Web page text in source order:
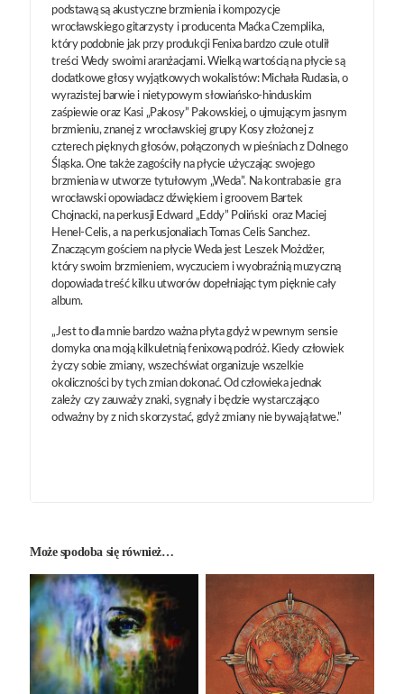
podstawą są akustyczne brzmienia i kompozycje
wrocławskiego gitarzysty i producenta Maćka Czemplika,
który podobnie jak przy produkcji Fenixa bardzo czule otulił
treści Wedy swoimi aranżacjami. Wielką wartością na płycie są
dodatkowe głosy wyjątkowych wokalistów: Michała Rudasia, o
wyrazistej barwie i nietypowym słowiańsko-hinduskim
zaśpiewie oraz Kasi „Pakosy” Pakowskiej, o ujmującym jasnym
brzmieniu, znanej z wrocławskiej grupy Kosy złożonej z
czterech pięknych głosów, połączonych w pieśniach z Dolnego
Śląska. One także zagościły na płycie użyczając swojego
brzmienia w utworze tytułowym „Weda”. Na kontrabasie gra
wrocławski opowiadacz dźwiękiem i groovem Bartek
Chojnacki, na perkusji Edward „Eddy” Poliński oraz Maciej
Henel-Celis, a na perkusjonaliach Tomas Celis Sanchez.
Znaczącym gościem na płycie Weda jest Leszek Możdżer,
który swoim brzmieniem, wyczuciem i wyobraźnią muzyczną
dopowiada treść kilku utworów dopełniając tym pięknie cały
album.
„Jest to dla mnie bardzo ważna płyta gdyż w pewnym sensie
domyka ona moją kilkuletnią fenixową podróż. Kiedy człowiek
życzy sobie zmiany, wszechświat organizuje wszelkie
okoliczności by tych zmian dokonać. Od człowieka jednak
zależy czy zauważy znaki, sygnały i będzie wystarczająco
odważny by z nich skorzystać, gdyż zmiany nie bywają łatwe.”
Może spodoba się również…